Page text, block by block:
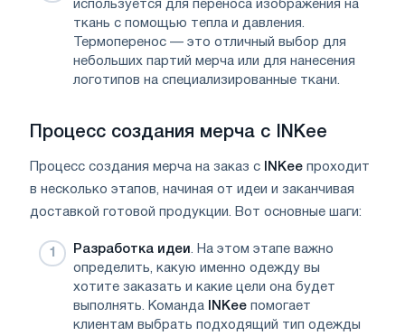
используется для переноса изображения на
ткань с помощью тепла и давления.
Термоперенос — это отличный выбор для
небольших партий мерча или для нанесения
логотипов на специализированные ткани.
Процесс создания мерча с INKee
Процесс создания мерча на заказ с INKee проходит
в несколько этапов, начиная от идеи и заканчивая
доставкой готовой продукции. Вот основные шаги:
Разработка идеи . На этом этапе важно
определить, какую именно одежду вы
хотите заказать и какие цели она будет
выполнять. Команда
INKee помогает
клиентам выбрать подходящий тип одежды